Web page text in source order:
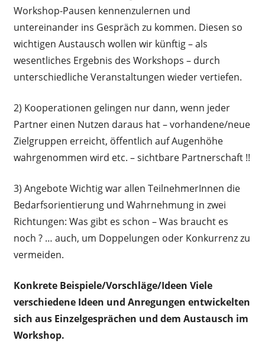
Workshop-Pausen kennenzulernen und
untereinander ins Gespräch zu kommen. Diesen so
wichtigen Austausch wollen wir künftig – als
wesentliches Ergebnis des Workshops – durch
unterschiedliche Veranstaltungen wieder vertiefen.
2) Kooperationen gelingen nur dann, wenn jeder
Partner einen Nutzen daraus hat – vorhandene/neue
Zielgruppen erreicht, öffentlich auf Augenhöhe
wahrgenommen wird etc. – sichtbare Partnerschaft !!
3) Angebote Wichtig war allen TeilnehmerInnen die
Bedarfsorientierung und Wahrnehmung in zwei
Richtungen: Was gibt es schon – Was braucht es
noch ? … auch, um Doppelungen oder Konkurrenz zu
vermeiden.
Konkrete Beispiele/Vorschläge/Ideen Viele
verschiedene Ideen und Anregungen entwickelten
sich aus Einzelgesprächen und dem Austausch im
Workshop.